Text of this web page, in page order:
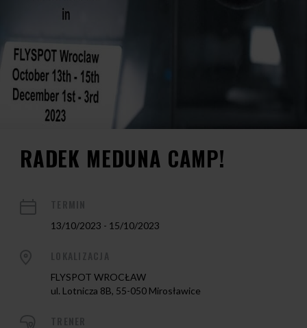
RADEK MEDUNA CAMP!
13/10/2023 - 15/10/2023
FLYSPOT WROCŁAW
ul. Lotnicza 8B, 55-050 Mirosławice